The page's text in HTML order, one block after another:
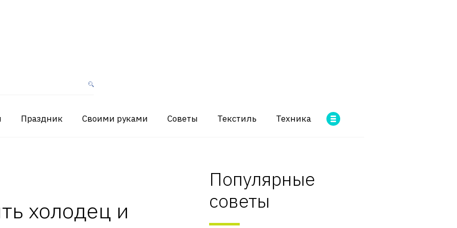
Праздник Своими руками Советы Текстиль Техника
холодец и
Популярные
советы